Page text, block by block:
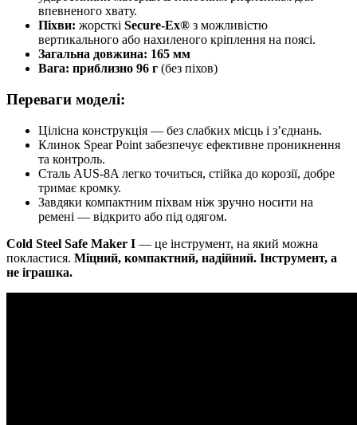
впевненого хвату.
Піхви: жорсткі Secure‑Ex® з можливістю
вертикального або нахиленого кріплення на поясі.
Загальна довжина: 165 мм
Вага: приблизно 96 г (без піхов)
Переваги моделі:
Цілісна конструкція — без слабких місць і з’єднань.
Клинок Spear Point забезпечує ефективне проникнення
та контроль.
Сталь AUS‑8A легко точиться, стійка до корозії, добре
тримає кромку.
Завдяки компактним піхвам ніж зручно носити на
ремені — відкрито або під одягом.
Cold Steel Safe Maker I — це інструмент, на який можна
покластися. Міцний, компактний, надійний. Інструмент, а
не іграшка.